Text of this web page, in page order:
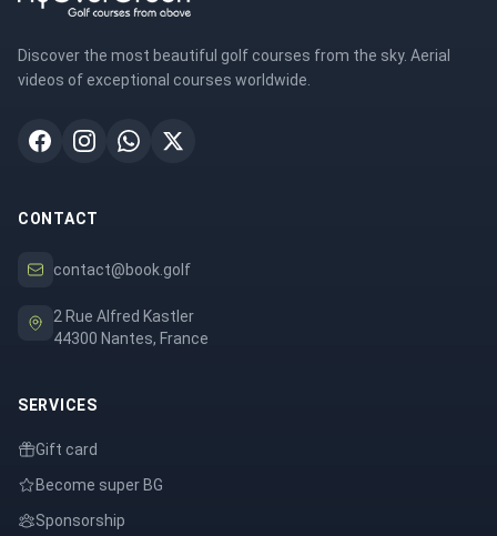
Discover the most beautiful golf courses from the sky. Aerial
videos of exceptional courses worldwide.
CONTACT
contact@book.golf
2 Rue Alfred Kastler
44300 Nantes, France
SERVICES
Gift card
Become super BG
Sponsorship